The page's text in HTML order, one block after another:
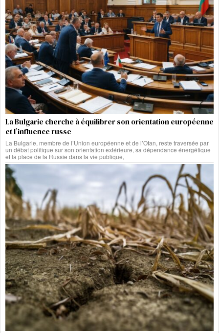
La Bulgarie cherche à équilibrer son orientation européenne
et l’influence russe
La Bulgarie, membre de l’Union européenne et de l’Otan, reste traversée par
un débat politique sur son orientation extérieure, sa dépendance énergétique
et la place de la Russie dans la vie publique,